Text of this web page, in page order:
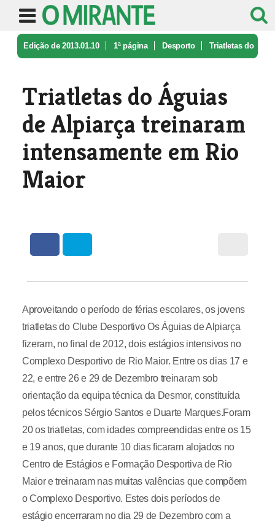
Edição de 2013.01.10 1ª página Desporto Triatletas do
Triatletas do Águias
de Alpiarça treinaram
intensamente em Rio
Maior
Aproveitando o período de férias escolares, os jovens
triatletas do Clube Desportivo Os Águias de Alpiarça
fizeram, no final de 2012, dois estágios intensivos no
Complexo Desportivo de Rio Maior. Entre os dias 17 e
22, e entre 26 e 29 de Dezembro treinaram sob
orientação da equipa técnica da Desmor, constituída
pelos técnicos Sérgio Santos e Duarte Marques.Foram
20 os triatletas, com idades compreendidas entre os 15
e 19 anos, que durante 10 dias ficaram alojados no
Centro de Estágios e Formação Desportiva de Rio
Maior e treinaram nas muitas valências que compõem
o Complexo Desportivo. Estes dois períodos de
estágio encerraram no dia 29 de Dezembro com a